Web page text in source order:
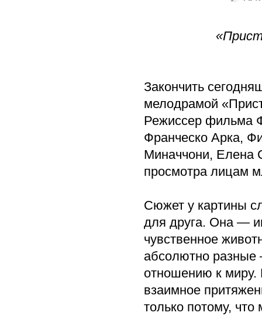
Закончить
мелодрамой
Режиссер фильма
Франческо Арка,
Миначчони, Елена
просмотра лицам
Сюжет у картины
для друга. Она —
чувственное
абсолютно разные
отношению к миру.
взаимное
только потому,